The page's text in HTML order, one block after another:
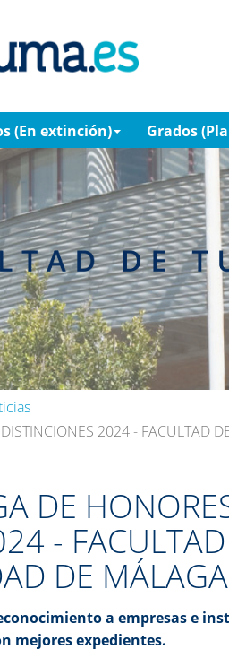
(En extinción) Grados
2024 - FACULTAD
DE
-
DE MÁLAGA
a empresas e
mejores expedientes.